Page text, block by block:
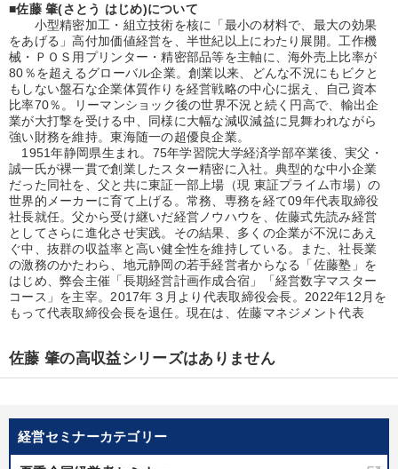
優秀各社の智恵と戦略 事業家のロマンと経営
若手異才経営者の発想 専門家のアドバイス
リーダーの器量を学ぶ
テーマ
営業・社員研修 改善・生産性向上
組織と人を動かすマネジメント力を磨く
最新トレンドと時代の潮流を押さえる
仕事のスキルと人間力を高める知恵を身につける
経営戦略・経営実務
製造業 卸売・小売・飲食業 建設・不動産業
経営セミナーカテゴリー
■佐藤 肇(さとう はじめ)について
小型精密加工・組立技術を核に「最小の材料で、最大の効果
をあげる」高付加価値経営を、半世紀以上にわたり展開。工作機
械・ＰＯＳ用プリンター・精密部品等を主軸に、海外売上比率が
80％を超えるグローバル企業。創業以来、どんな不況にもビクと
もしない盤石な企業体質作りを経営戦略の中心に据え、自己資本
比率70％。リーマンショック後の世界不況と続く円高で、輸出企
業が大打撃を受ける中、同様に大幅な減収減益に見舞われながら
強い財務を維持。東海随一の超優良企業。
1951年静岡県生まれ。75年学習院大学経済学部卒業後、実父・
誠一氏が裸一貫で創業したスター精密に入社。典型的な中小企業
だった同社を、父と共に東証一部上場（現 東証プライム市場）の
世界的メーカーに育て上げる。常務、専務を経て09年代表取締役
社長就任。父から受け継いだ経営ノウハウを、佐藤式先読み経営
としてさらに進化させ実践。その結果、多くの企業が不況にあえ
ぐ中、抜群の収益率と高い健全性を維持している。また、社長業
の激務のかたわら、地元静岡の若手経営者からなる「佐藤塾」を
はじめ、弊会主催「長期経営計画作成合宿」「経営数字マスター
コース」を主宰。2017年３月より代表取締役会長。2022年12月を
もって代表取締役会長を退任。現在は、佐藤マネジメント代表
佐藤 肇の高収益シリーズはありません